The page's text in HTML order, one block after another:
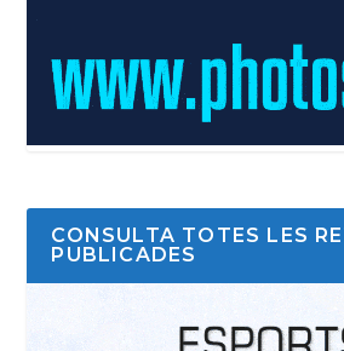
CONSULTA TOTES LES
PUBLICADES